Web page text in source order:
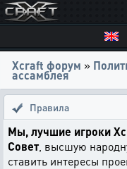
Xcraft форум »
ассамблея
Правила
Мы, лучшие игроки
Совет, высшую
ставить интересы